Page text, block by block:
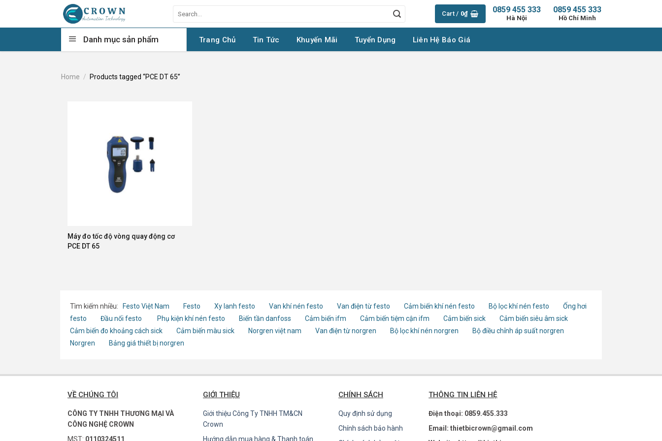
content
for:
Cart / 0₫ 0859 455 333
Hồ Chí Minh
0859 455 333
Hà Nội
Danh mục sản phẩm Trang Chủ Tin Tức Khuyến Mãi Tuyển Dụng Liên Hệ Báo Giá
Home / Products tagged “PCE DT 65”
Máy đo tốc độ vòng quay động cơ
PCE DT 65
Tìm kiếm nhiều: Festo Việt Nam Festo Xy lanh festo Van khí nén festo Van điện từ festo Cảm biến khí nén festo Bộ lọc khí nén festo
Ống hơi
festo
Đầu nối festo Phụ kiện khí nén festo Biến tần danfoss Cảm biến ifm Cảm biến tiệm cận ifm Cảm biến sick
Cảm biến siêu âm sick
Cảm biến đo khoảng cách sick
Cảm biến màu sick Norgren việt nam Van điện từ norgren Bộ lọc khí nén norgren
Bộ điều chỉnh áp suất norgren
Norgren
Bảng giá thiết bị norgren
VỀ CHÚNG TÔI
CÔNG TY TNHH THƯƠNG MẠI VÀ
CÔNG NGHỆ CROWN
MST: 0110324511
GIỚI THIỆU
Giới thiệu Công Ty TNHH TM&CN
Crown
Hướng dẫn mua hàng & Thanh toán
CHÍNH SÁCH
Quy định sử dụng
Chính sách bảo hành
THÔNG TIN LIÊN HỆ
Điện thoại: 0859.455.333
Email: thietbicrown@gmail.com